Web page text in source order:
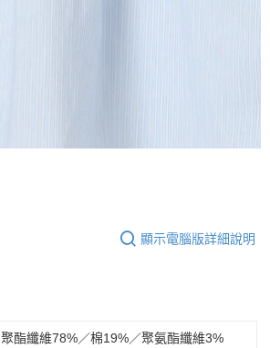
顯示電腦版詳細說明
聚酯纖維78%／棉19%／聚氨酯纖維3%